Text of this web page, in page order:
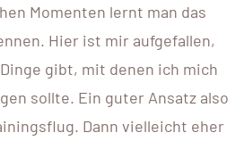
Momenten lernt man das
Hier ist mir aufgefallen,
gibt, mit denen ich mich
sollte. Ein guter Ansatz also
Dann vielleicht eher